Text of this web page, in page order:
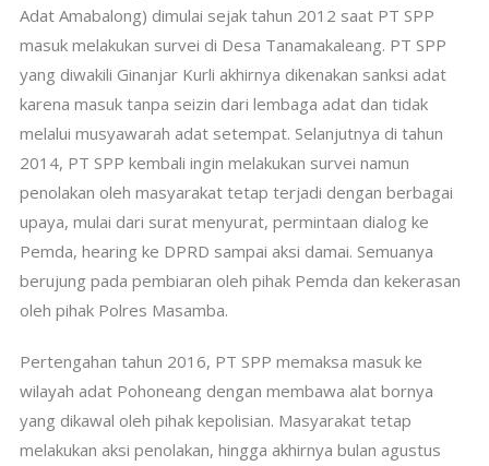
Adat Amabalong) dimulai sejak tahun 2012 saat PT SPP
masuk melakukan survei di Desa Tanamakaleang. PT SPP
yang diwakili Ginanjar Kurli akhirnya dikenakan sanksi adat
karena masuk tanpa seizin dari lembaga adat dan tidak
melalui musyawarah adat setempat. Selanjutnya di tahun
2014, PT SPP kembali ingin melakukan survei namun
penolakan oleh masyarakat tetap terjadi dengan berbagai
upaya, mulai dari surat menyurat, permintaan dialog ke
Pemda, hearing ke DPRD sampai aksi damai. Semuanya
berujung pada pembiaran oleh pihak Pemda dan kekerasan
oleh pihak Polres Masamba.
Pertengahan tahun 2016, PT SPP memaksa masuk ke
wilayah adat Pohoneang dengan membawa alat bornya
yang dikawal oleh pihak kepolisian. Masyarakat tetap
melakukan aksi penolakan, hingga akhirnya bulan agustus